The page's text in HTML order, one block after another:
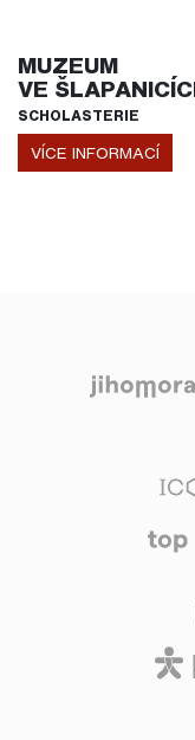
MUZEUM
VE
SCHOLASTERIE
VÍCE INFORMACÍ